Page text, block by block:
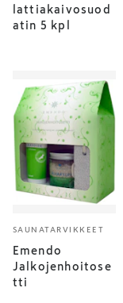
lattiakaivosuod
atin 5 kpl
SAUNATARVIKKEET
Emendo
Jalkojenhoitose
tti